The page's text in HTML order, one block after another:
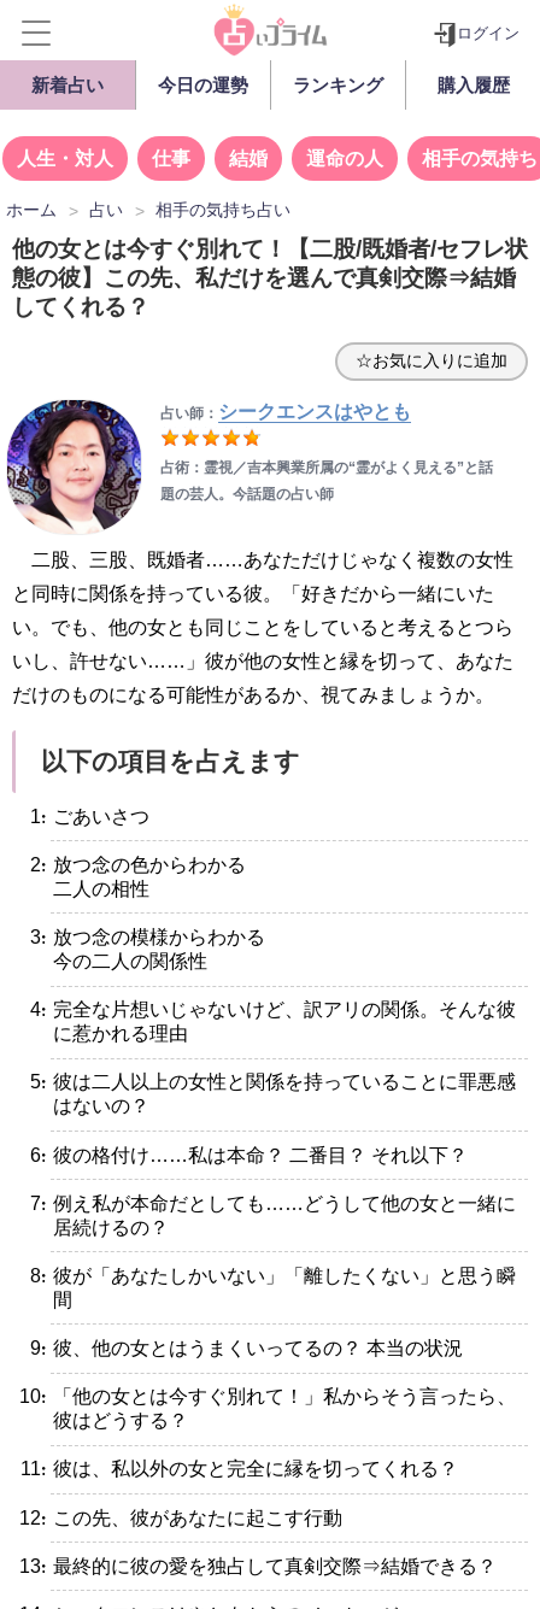
ログイン
新着占い 今日の運勢 ランキング 購入履歴
人生・対人 仕事 結婚 運命の人 相手の気持ち
ホーム 占い 相手の気持ち占い
他の女とは今すぐ別れて！【二股/既婚者/セフレ状
態の彼】この先、私だけを選んで真剣交際⇒結婚
してくれる？
☆お気に入りに追加
占い師： シークエンスはやとも
占術：霊視／吉本興業所属の“霊がよく見える”と話
題の芸人。今話題の占い師
二股、三股、既婚者……あなただけじゃなく複数の女性
と同時に関係を持っている彼。「好きだから一緒にいた
い。でも、他の女とも同じことをしていると考えるとつら
いし、許せない……」彼が他の女性と縁を切って、あなた
だけのものになる可能性があるか、視てみましょうか。
以下の項目を占えます
・ごあいさつ
・放つ念の色からわかる
二人の相性
・放つ念の模様からわかる
今の二人の関係性
・完全な片想いじゃないけど、訳アリの関係。そんな彼
に惹かれる理由
・彼は二人以上の女性と関係を持っていることに罪悪感
はないの？
・彼の格付け……私は本命？ 二番目？ それ以下？
・例え私が本命だとしても……どうして他の女と一緒に
居続けるの？
・彼が「あなたしかいない」「離したくない」と思う瞬
間
・彼、他の女とはうまくいってるの？ 本当の状況
・「他の女とは今すぐ別れて！」私からそう言ったら、
彼はどうする？
・彼は、私以外の女と完全に縁を切ってくれる？
・この先、彼があなたに起こす行動
・最終的に彼の愛を独占して真剣交際⇒結婚できる？